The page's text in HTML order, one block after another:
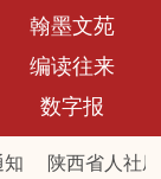
翰墨文苑
编读往来
数字报
陕西省人社